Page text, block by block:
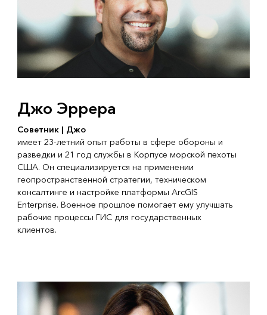
Джо Эррера
Советник | Джо
имеет 23-летний опыт работы в сфере обороны и
разведки и 21 год службы в Корпусе морской пехоты
США. Он специализируется на применении
геопространственной стратегии, техническом
консалтинге и настройке платформы ArcGIS
Enterprise. Военное прошлое помогает ему улучшать
рабочие процессы ГИС для государственных
клиентов.